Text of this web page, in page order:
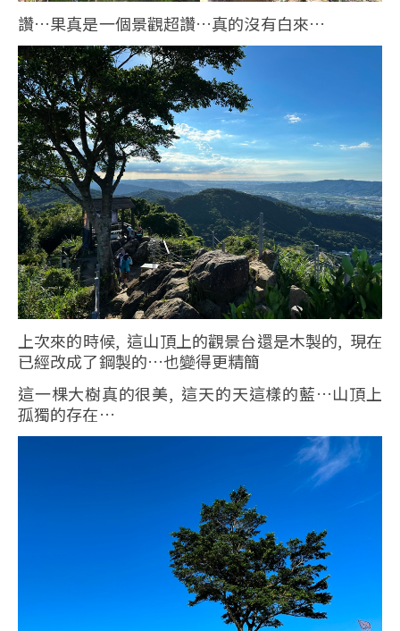
讚…果真是一個景觀超讚…真的沒有白來…
上次來的時候, 這山頂上的觀景台還是木製的, 現在
已經改成了鋼製的…也變得更精簡
這一棵大樹真的很美, 這天的天這樣的藍…山頂上
孤獨的存在…